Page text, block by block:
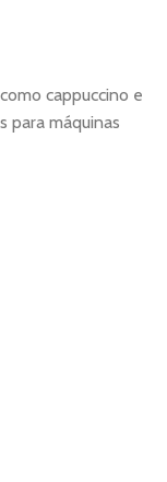
cappuccino e
para máquinas